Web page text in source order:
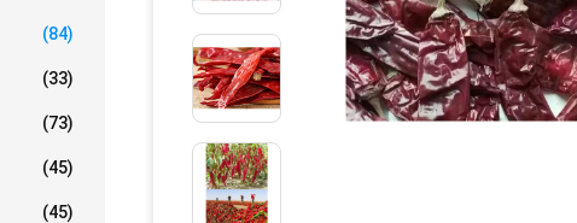
(84)
(33)
(73)
(45)
(45)